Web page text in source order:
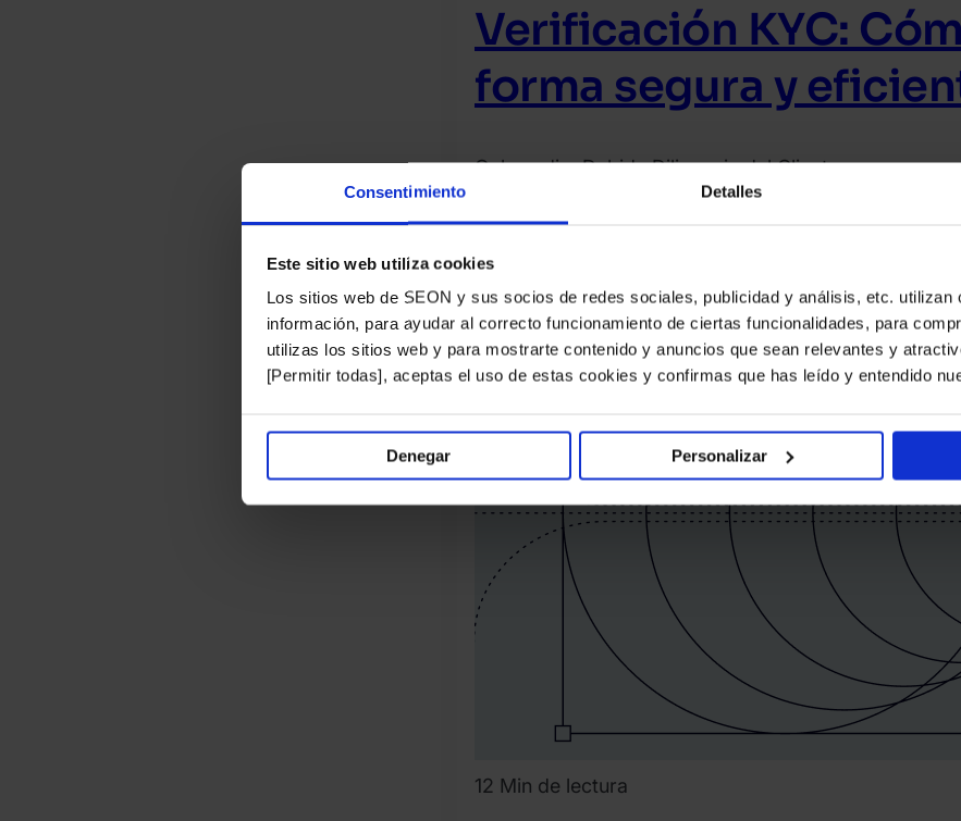
Consentimiento Detalles
Este sitio web utiliza cookies
Los sitios web de SEON y sus socios de redes sociales, publicidad y análisis, etc. utilizan
información, para ayudar al correcto funcionamiento de ciertas funcionalidades, para
utilizas los sitios web y para mostrarte contenido y anuncios que sean relevantes y
[Permitir todas], aceptas el uso de estas cookies y confirmas que has leído y entendido
Denegar Personalizar
Verificación KYC:
forma segura y
OnboardingDebida Diligencia del Cliente
2021.
febrero
18.
Tamas
Kadar
12 Min de lectura